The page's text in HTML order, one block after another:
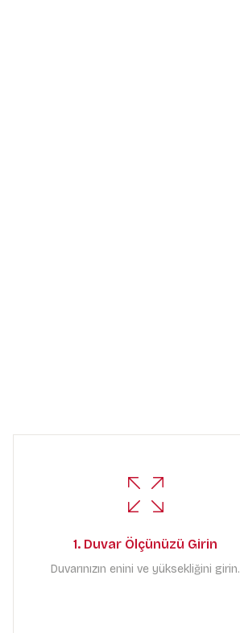
1. Duvar Ölçünüzü Girin
Duvarınızın enini ve yüksekliğini girin.